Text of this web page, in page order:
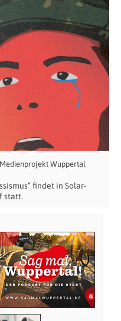
Medienprojekt Wuppertal
findet in Solar-
statt.